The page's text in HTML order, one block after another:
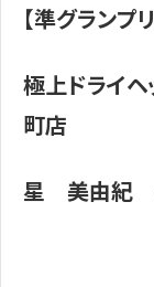
【準グランプリ
極上ドライ
町店
星 美由紀